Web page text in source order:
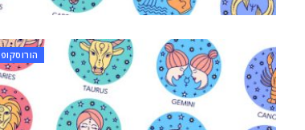
הורוסקופ